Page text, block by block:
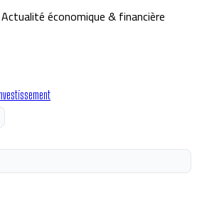
Actualité économique & financière